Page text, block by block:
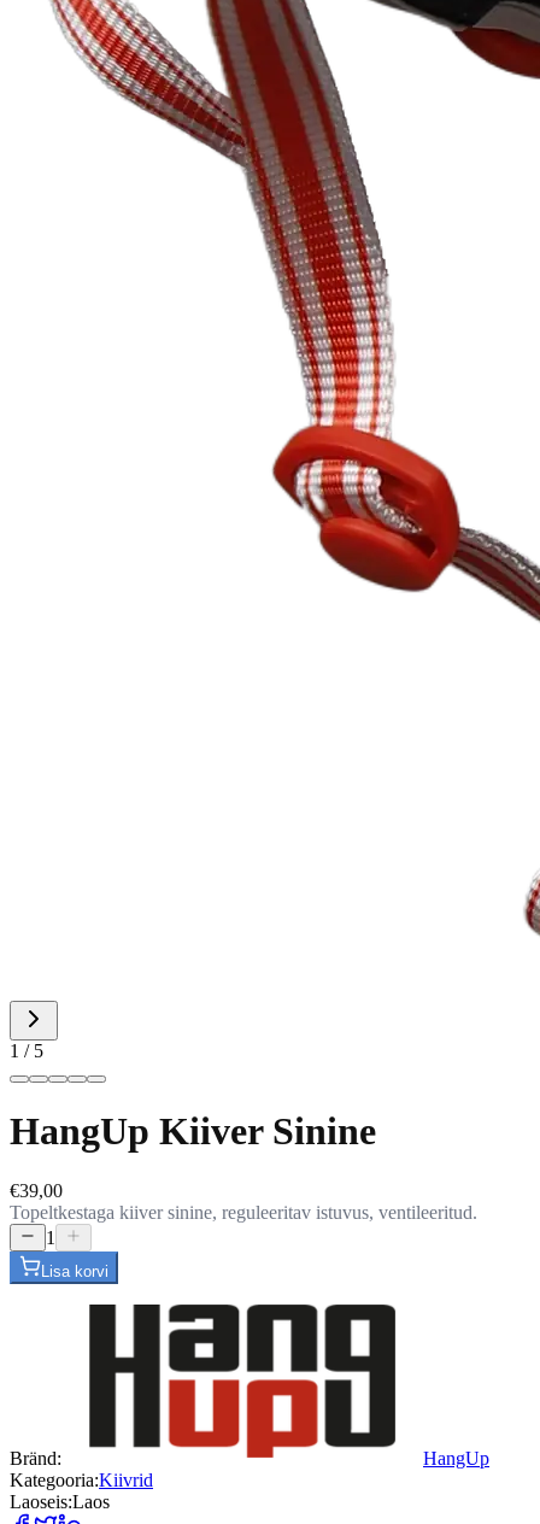
1 / 5
HangUp Kiiver Sinine
€39,00
Topeltkestaga kiiver sinine, reguleeritav istuvus, ventileeritud.
1
Lisa korvi
Bränd:
HangUp
Kategooria:Kiivrid
Laoseis:Laos